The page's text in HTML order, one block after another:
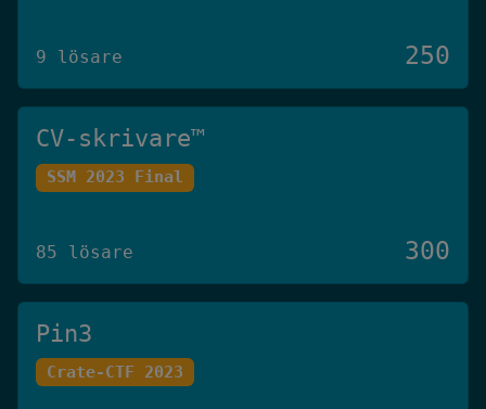
9 lösare 250
CV-skrivare™️
SSM 2023 Final
85 lösare 300
Pin3
Crate-CTF 2023